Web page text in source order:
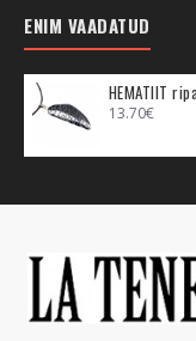
ENIM VAADATUD
13.70€